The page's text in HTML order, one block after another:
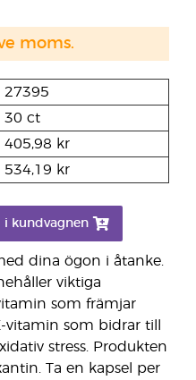
dina ögon i åtanke.
viktiga
som främjar
som bidrar till
stress. Produkten
Ta en kapsel per
27395
30 ct
405,98 kr
534,19 kr
i kundvagnen
moms.